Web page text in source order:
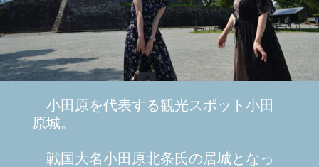
小田原を代表する観光スポット小田
原城。
戦国大名小田原北条氏の居城となっ